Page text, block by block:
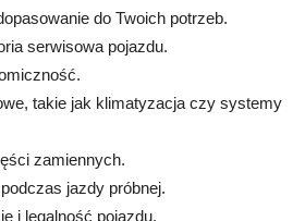
do Twoich potrzeb.
serwisowa pojazdu.
takie jak klimatyzacja czy systemy
zamiennych.
jazdy próbnej.
i legalność pojazdu.